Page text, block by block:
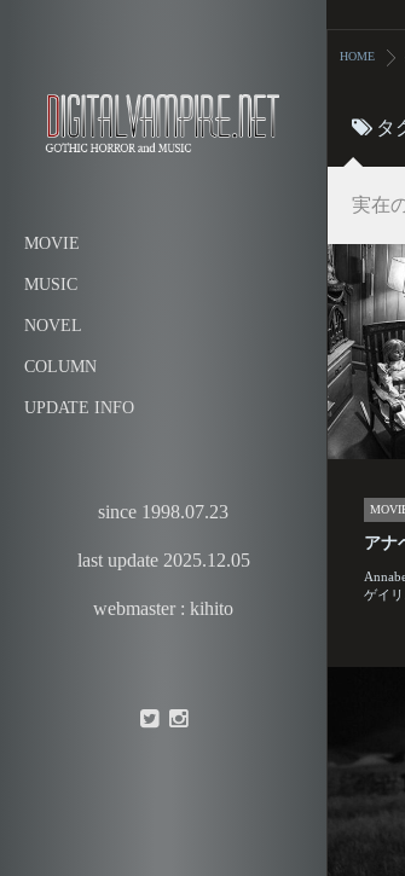
MOVIE
MUSIC
NOVEL
COLUMN
UPDATE INFO
since 1998.07.23
last update 2025.12.05
webmaster : kihito
HOME
タ
実在
アナ
ゲイリ